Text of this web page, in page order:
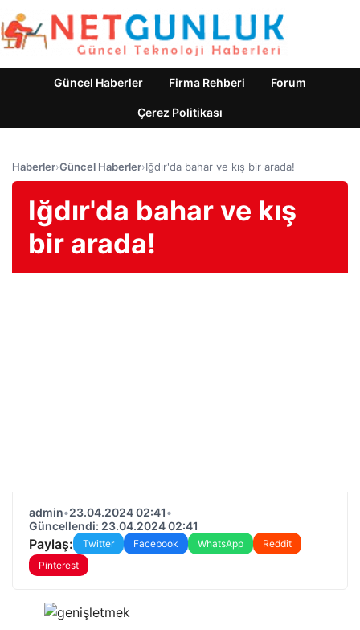
Güncel Haberler Firma Rehberi Forum
Çerez Politikası
Haberler›Güncel Haberler›Iğdır'da bahar ve kış bir arada!
Iğdır'da bahar ve kış
bir arada!
admin•23.04.2024 02:41•
Güncellendi: 23.04.2024 02:41
Paylaş: Twitter Facebook WhatsApp
Reddit
Pinterest